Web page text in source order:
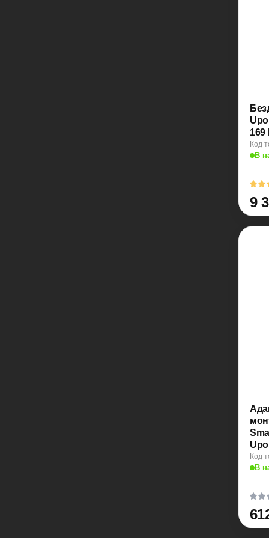
169
Код
В
9
Код
В